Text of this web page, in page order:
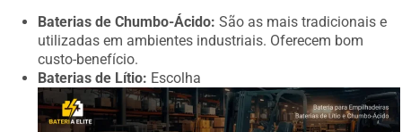
Baterias de Chumbo-Ácido: São as mais tradicionais e
utilizadas em ambientes industriais. Oferecem bom
custo-benefício.
Baterias de Lítio: Escolha